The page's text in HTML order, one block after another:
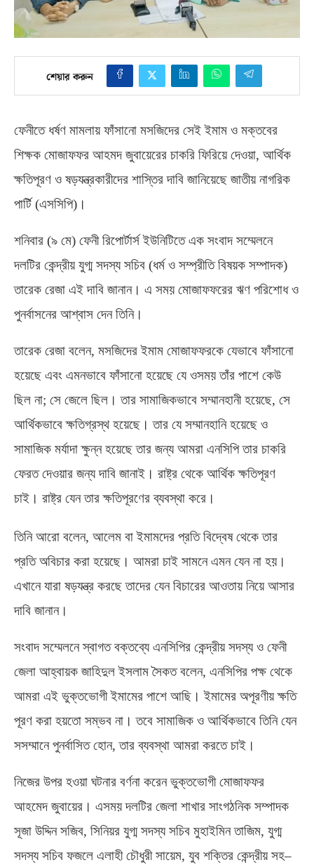
শেয়ার করুন
ফেনীতে ধর্ষণ মামলায় ফাঁসানো মসজিদের সেই ইমাম ও মক্তবের
শিক্ষক মোজাফফর আহমদ জুবায়েরের চাকরি ফিরিয়ে দেওয়া, আর্থিক
ক্ষতিপূরণ ও ষড়যন্ত্রকারীদের শাস্তির দাবি জানিয়েছে জাতীয় নাগরিক
পার্টি (এসসিপি) ।
শনিবার (৯ মে) ফেনী রিপোর্টার্স ইউনিটিতে এক সংবাদ সম্মেলনে
দলটির কেন্দ্রীয় যুগ্ম সদস্য সচিব (ধর্ম ও সম্প্রীতি বিষয়ক সম্পাদক)
তারেক রেজা এই দাবি জানান। এ সময় মোজাফফরের ঋণ পরিশোধ ও
পুনর্বাসনের আশ্বাস দেন তিনি।
তারেক রেজা বলেন, মসজিদের ইমাম মোজাফফরকে যেভাবে ফাঁসানো
হয়েছে এবং এমনভাবে ফাঁসানো হয়েছে যে ওসময় তাঁর পাশে কেউ
ছিল না; সে জেলে ছিল। তার সামাজিকভাবে সম্মানহানী হয়েছে, সে
আর্থিকভাবে ক্ষতিগ্রস্থ হয়েছে। তার যে সম্মানহানি হয়েছে ও
সামাজিক মর্যাদা ক্ষুন্ন হয়েছে তার জন্য আমরা এনসিপি তার চাকরি
ফেরত দেওয়ার জন্য দাবি জানাই। রাষ্ট্র থেকে আর্থিক ক্ষতিপূরণ
চাই। রাষ্ট্র যেন তার ক্ষতিপূরণের ব্যবস্থা করে।
তিনি আরো বলেন, আলেম বা ইমামদের প্রতি বিদ্বেষ থেকে তার
প্রতি অবিচার করা হয়েছে। আমরা চাই সামনে এমন যেন না হয়।
এখানে যারা ষড়যন্ত্র করছে তাদের যেন বিচারের আওতায় নিয়ে আসার
দাবি জানান।
সংবাদ সম্মেলনে স্বাগত বক্তব্যে এনসিপির কেন্দ্রীয় সদস্য ও ফেনী
জেলা আহ্বায়ক জাহিদুল ইসলাম সৈকত বলেন, এনসিপির পক্ষ থেকে
আমরা এই ভুক্তভোগী ইমামের পাশে আছি। ইমামের অপূরণীয় ক্ষতি
পূরণ করা হয়তো সম্ভব না। তবে সামাজিক ও আর্থিকভাবে তিনি যেন
সসম্মানে পুনর্বাসিত হোন,তার ব্যবস্থা আমরা করতে চাই।
নিজের উপর হওয়া ঘটনার বর্ণনা করেন ভুক্তভোগী মোজাফফর
আহমেদ জুবায়ের। এসময় দলটির জেলা শাখার সাংগঠনিক সম্পাদক
সূজা উদ্দিন সজিব, সিনিয়র যুগ্ম সদস্য সচিব মুহাইমিন তাজিম, যুগ্ম
সদস্য সচিব ফজলে এলাহী চৌধুরী সায়েম, যুব শক্তির কেন্দ্রীয় সহ–